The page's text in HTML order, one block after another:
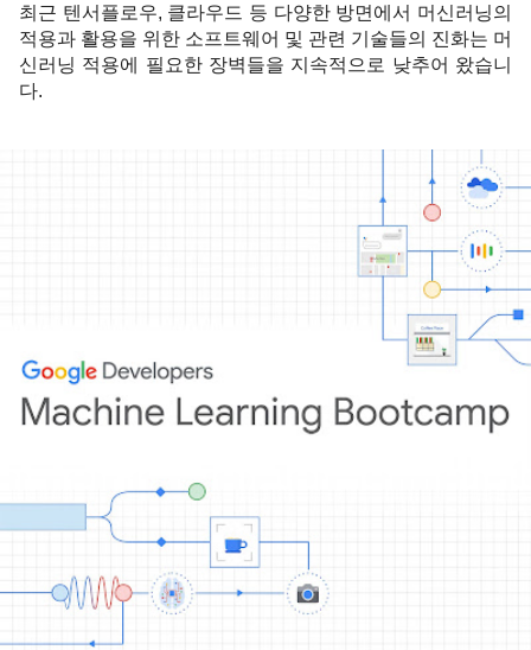
최근 텐서플로우, 클라우드 등 다양한 방면에서 머신러닝의
적용과 활용을 위한 소프트웨어 및 관련 기술들의 진화는 머
신러닝 적용에 필요한 장벽들을 지속적으로 낮추어 왔습니
다.